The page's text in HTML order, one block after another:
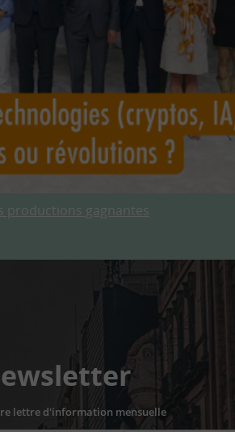
productions gagnantes
lettre d'information mensuelle